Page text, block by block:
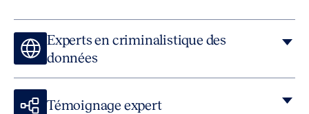
Experts en criminalistique des
données
Témoignage expert